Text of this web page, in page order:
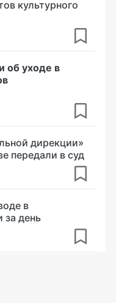
культурного
об уходе в
дирекции»
передали в суд
в
за день